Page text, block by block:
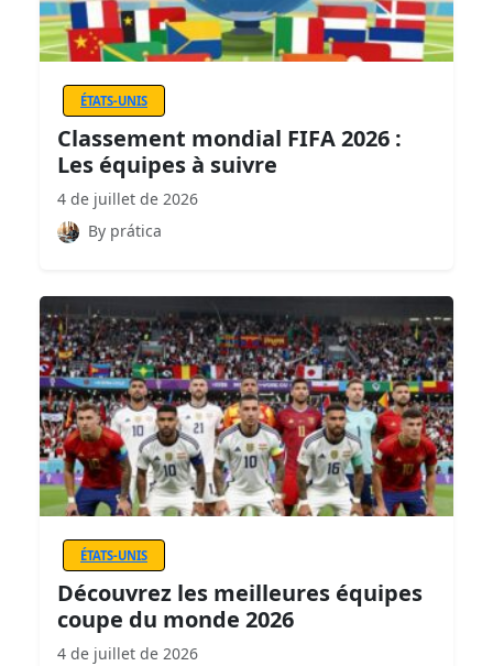
ÉTATS-UNIS
Classement mondial FIFA 2026 :
Les équipes à suivre
4 de juillet de 2026
By prática
ÉTATS-UNIS
Découvrez les meilleures équipes
coupe du monde 2026
4 de juillet de 2026